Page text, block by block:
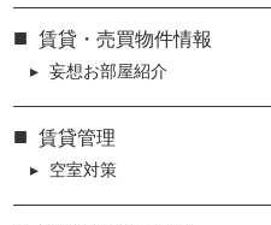
賃貸・売買物件情報
妄想お部屋紹介
賃貸管理
空室対策